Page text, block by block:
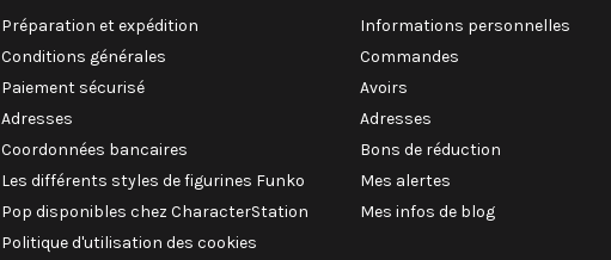
Préparation et expédition
Conditions générales
Paiement sécurisé
Adresses
Coordonnées bancaires
Les différents styles de figurines Funko
Pop disponibles chez CharacterStation
Politique d'utilisation des cookies
Informations personnelles
Commandes
Avoirs
Adresses
Bons de réduction
Mes alertes
Mes infos de blog